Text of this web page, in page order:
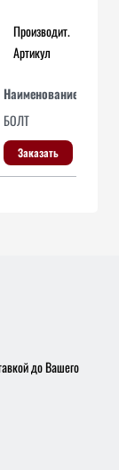
Производит.
Артикул
Наименование
БОЛТ
Заказать
до Вашего